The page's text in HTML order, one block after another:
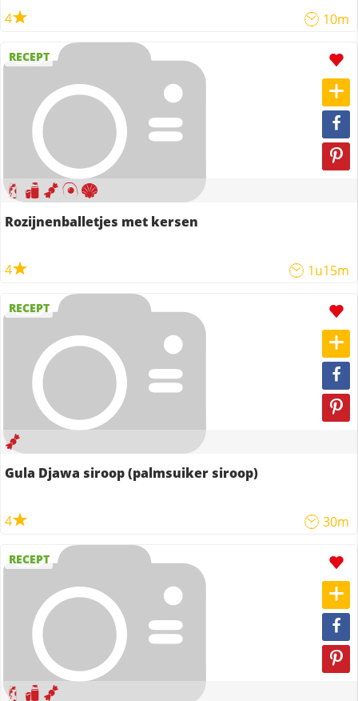
4 10m
RECEPT
Rozijnenballetjes met kersen
4 1u15m
RECEPT
Gula Djawa siroop (palmsuiker siroop)
4 30m
RECEPT